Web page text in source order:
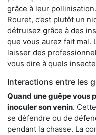
grâce à leur
Rouret, c’est plutôt un
détruisez grâce à des
que vous aurez fait mal.
laisser des
vous dire à quels
Interactions entre les
Quand une guêpe vous
inoculer son venin.
se défendre ou de
pendant la chasse. La